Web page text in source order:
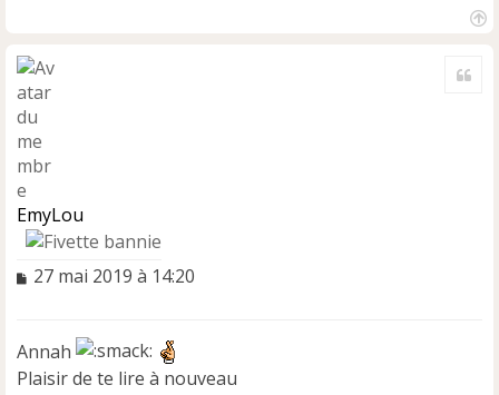
EmyLou
M
a
g
27 mai 2019 à 14:20
Annah
Plaisir de te lire à nouveau